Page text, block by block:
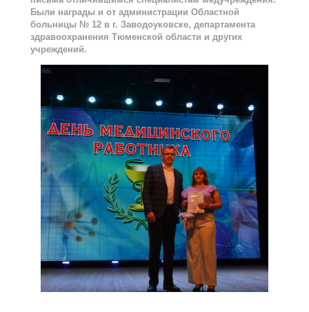
Были награды и от администрации Областной
больницы № 12 в г. Заводоуковске, департамента
здравоохранения Тюменской области и других
учреждений.